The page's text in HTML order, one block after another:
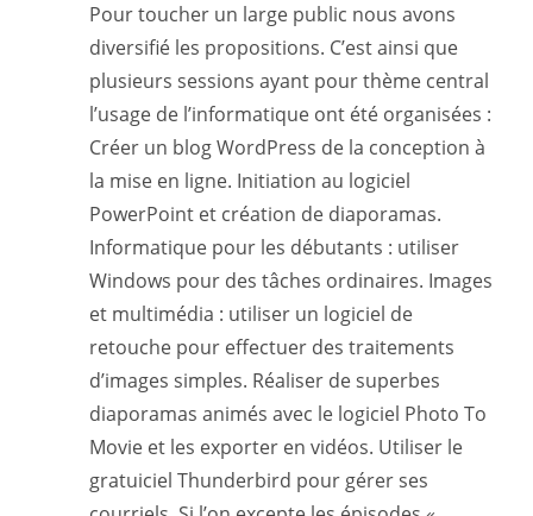
Pour toucher un large public nous avons
diversifié les propositions. C’est ainsi que
plusieurs sessions ayant pour thème central
l’usage de l’informatique ont été organisées :
Créer un blog WordPress de la conception à
la mise en ligne. Initiation au logiciel
PowerPoint et création de diaporamas.
Informatique pour les débutants : utiliser
Windows pour des tâches ordinaires. Images
et multimédia : utiliser un logiciel de
retouche pour effectuer des traitements
d’images simples. Réaliser de superbes
diaporamas animés avec le logiciel Photo To
Movie et les exporter en vidéos. Utiliser le
gratuiciel Thunderbird pour gérer ses